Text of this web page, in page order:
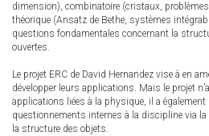
dimension), combinatoire (cristaux,
théorique (Ansatz de Bethe, systèmes
questions fondamentales concernant la
ouvertes.
Le projet ERC de David Hernandez vise à en
développer leurs applications. Mais le projet
applications liées à la physique, il a également
questionnements internes à la discipline via
la structure des objets.